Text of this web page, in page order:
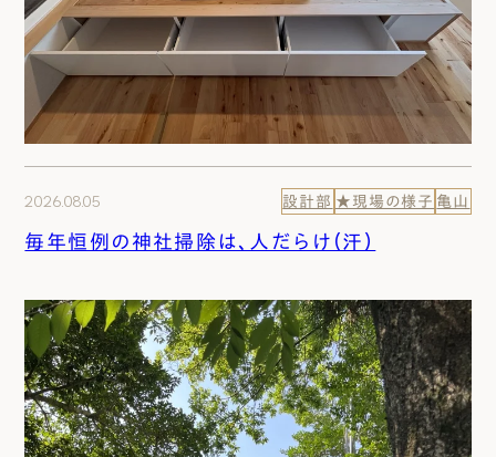
2026.08.05 設計部 ★現場の様子 亀山
毎年恒例の神社掃除は、人だらけ（汗）